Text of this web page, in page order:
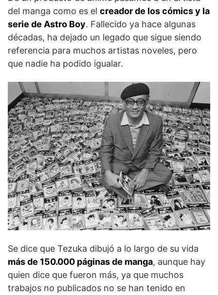
del manga como es el creador de los cómics y la
serie de Astro Boy. Fallecido ya hace algunas
décadas, ha dejado un legado que sigue siendo
referencia para muchos artistas noveles, pero
que nadie ha podido igualar.
Se dice que Tezuka dibujó a lo largo de su vida
más de 150.000 páginas de manga, aunque hay
quien dice que fueron más, ya que muchos
trabajos no publicados no se han tenido en